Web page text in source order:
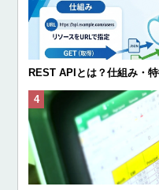
REST APIとは？仕組み・